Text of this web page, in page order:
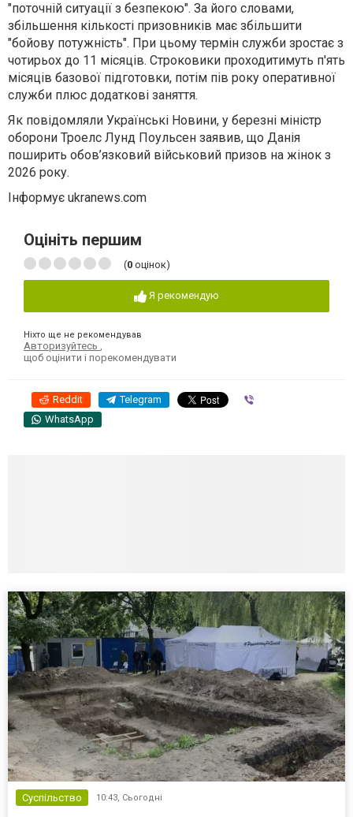
"поточній ситуації з безпекою". За його словами,
збільшення кількості призовників має збільшити
"бойову потужність". При цьому термін служби зростає з
чотирьох до 11 місяців. Строковики проходитимуть п'ять
місяців базової підготовки, потім пів року оперативної
служби плюс додаткові заняття.
Як повідомляли Українські Новини, у березні міністр
оборони Троелс Лунд Поульсен заявив, що Данія
поширить обов’язковий військовий призов на жінок з
2026 року.
Інформує ukranews.com
Оцініть першим
(0 оцінок)
Я рекомендую
Ніхто ще не рекомендував
Авторизуйтесь ,
щоб оцінити і порекомендувати
Reddit Telegram
WhatsApp
Суспільство 10:43, Сьогодні